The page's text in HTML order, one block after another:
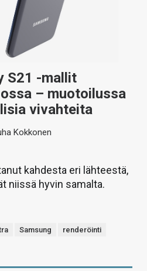
S21 -mallit
– muotoilussa
vivahteita
Kokkonen
kahdesta eri lähteestä,
niissä hyvin samalta.
Samsung
renderöinti